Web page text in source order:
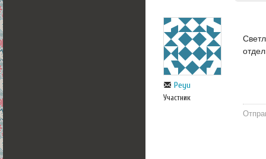
Peyu
Участник